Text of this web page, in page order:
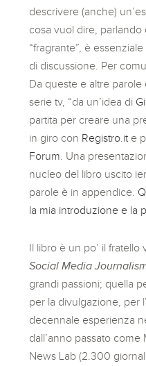
descrivere (anche)
cosa vuol dire, parlando
“fragrante”, è
di discussione. Per
Da queste e altre
serie tv, “da un’idea di
partita per creare una
in giro con Registro.it e
Forum . Una
nucleo del libro uscito
parole è in appendice.
la mia introduzione e la
Il libro è un po’ il
Social Media
grandi passioni; quella
per la divulgazione, per
decennale esperienza
dall’anno passato
News Lab (2.300